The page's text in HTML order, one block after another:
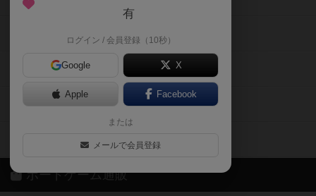
有
ログイン / 会員登録（10秒）
Google X
Apple Facebook
または
メールで会員登録
掲示板・トピックス
ボドとも・会員一覧
ボードゲーム業界コラム
ボドゲーマご利用案内
ボードゲーム通販